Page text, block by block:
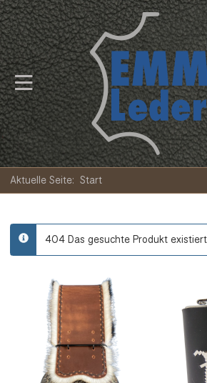
Aktuelle Seite: Start
info 404 Das gesuchte Produkt